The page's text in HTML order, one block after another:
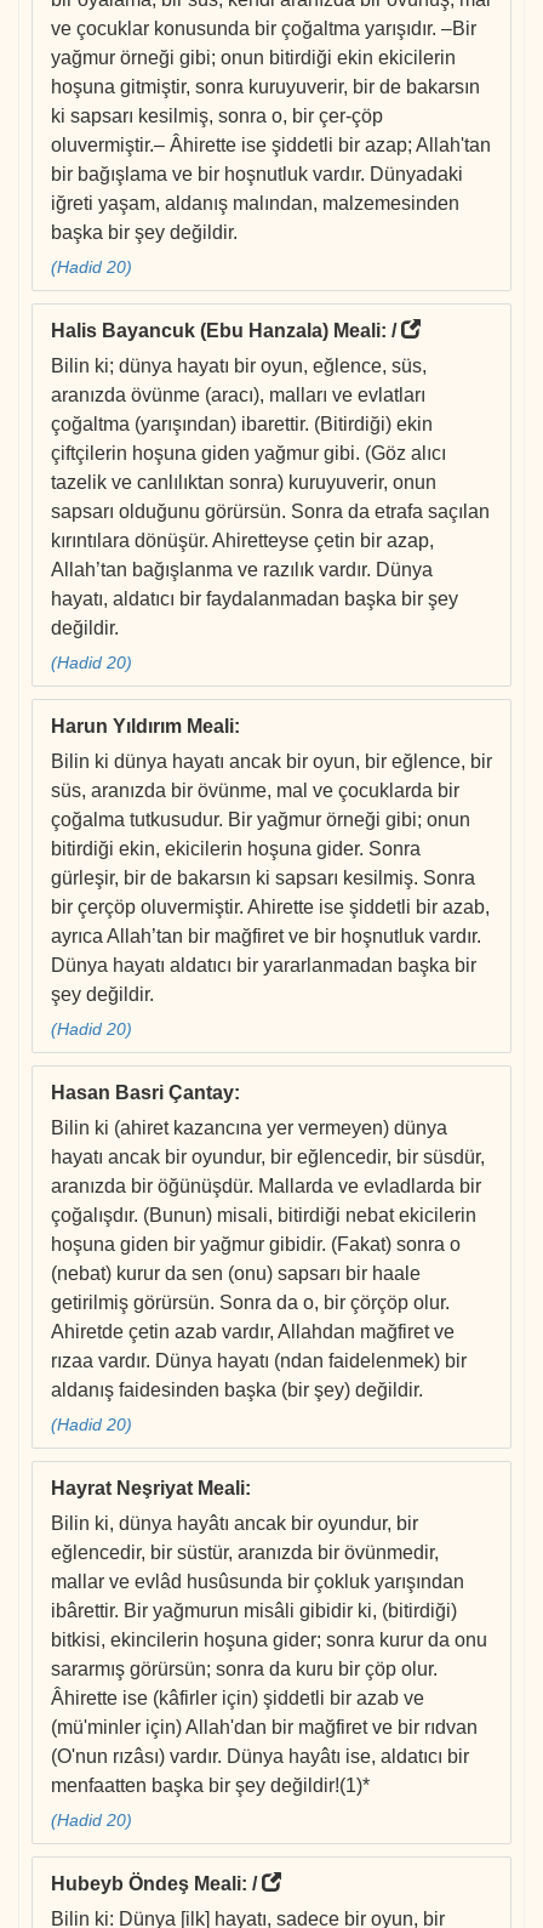
ve çocuklar konusunda bir çoğaltma yarışıdır. –Bir
yağmur örneği gibi; onun bitirdiği ekin ekicilerin
hoşuna gitmiştir, sonra kuruyuverir, bir de bakarsın
ki sapsarı kesilmiş, sonra o, bir çer-çöp
oluvermiştir.– Âhirette ise şiddetli bir azap; Allah'tan
bir bağışlama ve bir hoşnutluk vardır. Dünyadaki
iğreti yaşam, aldanış malından, malzemesinden
başka bir şey değildir.
(Hadid 20)
Halis Bayancuk (Ebu Hanzala) Meali: /
Bilin ki; dünya hayatı bir oyun, eğlence, süs,
aranızda övünme (aracı), malları ve evlatları
çoğaltma (yarışından) ibarettir. (Bitirdiği) ekin
çiftçilerin hoşuna giden yağmur gibi. (Göz alıcı
tazelik ve canlılıktan sonra) kuruyuverir, onun
sapsarı olduğunu görürsün. Sonra da etrafa saçılan
kırıntılara dönüşür. Ahiretteyse çetin bir azap,
Allah’tan bağışlanma ve razılık vardır. Dünya
hayatı, aldatıcı bir faydalanmadan başka bir şey
değildir.
(Hadid 20)
Harun Yıldırım Meali:
Bilin ki dünya hayatı ancak bir oyun, bir eğlence, bir
süs, aranızda bir övünme, mal ve çocuklarda bir
çoğalma tutkusudur. Bir yağmur örneği gibi; onun
bitirdiği ekin, ekicilerin hoşuna gider. Sonra
gürleşir, bir de bakarsın ki sapsarı kesilmiş. Sonra
bir çerçöp oluvermiştir. Ahirette ise şiddetli bir azab,
ayrıca Allah’tan bir mağfiret ve bir hoşnutluk vardır.
Dünya hayatı aldatıcı bir yararlanmadan başka bir
şey değildir.
(Hadid 20)
Hasan Basri Çantay:
Bilin ki (ahiret kazancına yer vermeyen) dünya
hayatı ancak bir oyundur, bir eğlencedir, bir süsdür,
aranızda bir öğünüşdür. Mallarda ve evladlarda bir
çoğalışdır. (Bunun) misali, bitirdiği nebat ekicilerin
hoşuna giden bir yağmur gibidir. (Fakat) sonra o
(nebat) kurur da sen (onu) sapsarı bir haale
getirilmiş görürsün. Sonra da o, bir çörçöp olur.
Ahiretde çetin azab vardır, Allahdan mağfiret ve
rızaa vardır. Dünya hayatı (ndan faidelenmek) bir
aldanış faidesinden başka (bir şey) değildir.
(Hadid 20)
Hayrat Neşriyat Meali:
Bilin ki, dünya hayâtı ancak bir oyundur, bir
eğlencedir, bir süstür, aranızda bir övünmedir,
mallar ve evlâd husûsunda bir çokluk yarışından
ibârettir. Bir yağmurun misâli gibidir ki, (bitirdiği)
bitkisi, ekincilerin hoşuna gider; sonra kurur da onu
sararmış görürsün; sonra da kuru bir çöp olur.
Âhirette ise (kâfirler için) şiddetli bir azab ve
(mü'minler için) Allah'dan bir mağfiret ve bir rıdvan
(O'nun rızâsı) vardır. Dünya hayâtı ise, aldatıcı bir
menfaatten başka bir şey değildir!(1)*
(Hadid 20)
Hubeyb Öndeş Meali: /
Bilin ki: Dünya [ilk] hayatı, sadece bir oyun, bir